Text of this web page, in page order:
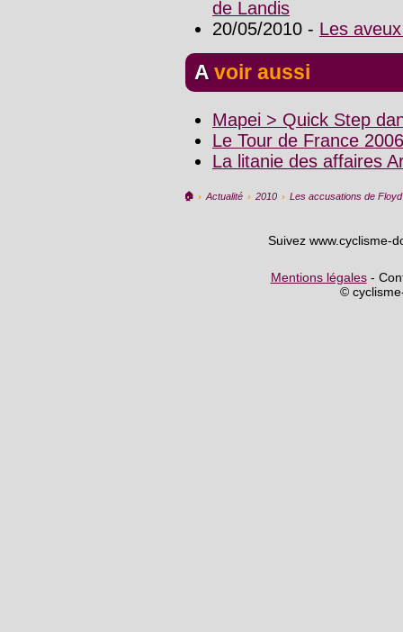
de Landis
20/05/2010 - Les
A voir aussi
Mapei > Quick Step
Le Tour de France 2006
La litanie des affaires
🏠︎ › Actualité › 2010 › Les accusations de
Suivez www.cyclisme-
Mentions légales-
©